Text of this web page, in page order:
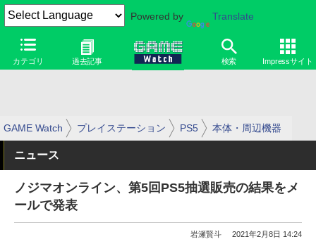
Powered by Translate
カテゴリ 過去記事 検索 Impressサイト
GAME Watch プレイステーション PS5 本体・周辺機器
ニュース
ノジマオンライン、第5回PS5抽選販売の結果をメ
ールで発表
岩瀬賢斗 2021年2月8日 14:24